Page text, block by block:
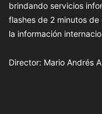
brindando servicios
flashes de 2 minutos
la información
Director: Mario Andrés